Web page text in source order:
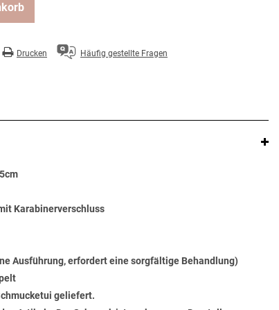
Drucken Häufig gestellte Fragen
Karabinerverschluss
Ausführung, erfordert eine sorgfältige Behandlung)
geliefert.